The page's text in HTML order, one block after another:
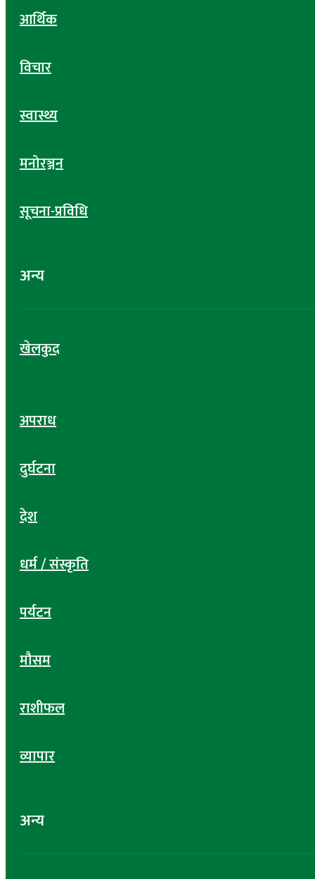
आर्थिक
विचार
स्वास्थ्य
मनोरञ्जन
सूचना-प्रविधि
अन्य
खेलकुद
अपराध
दुर्घटना
देश
धर्म / संस्कृति
पर्यटन
मौसम
राशीफल
व्यापार
अन्य